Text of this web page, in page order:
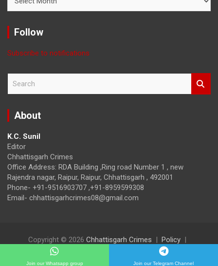
News
Month
Follow
Subscribe to notifications
r
About
K.C. Sunil
Editor
Chhattisgarh Crimes
Office Address: RDA Building ,Ring road Number 1 , new
Rajendra nagar, Raipur, Raipur, Chhattisgarh , 492001
Phone- +91-9516903707 ,+91-8959599308
Email- chhattisgarhcrimes08@gmail.com
Copyright © 2026 Chhattisgarh Crimes
Policy
Theme Horse Proudly Powered by:WordPress
Join our Whatsapp group Join our Telegram Channel